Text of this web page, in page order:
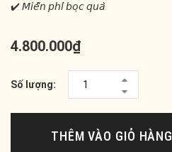
✔️ 𝘔𝘪𝘦̂̃𝘯 𝘱𝘩𝘪́ 𝘣𝘰̣𝘤 𝘲𝘶𝘢̀
4.800.000₫
Số lượng:
THÊM VÀO GIỎ HÀNG